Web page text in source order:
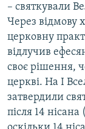
– святкували
Через відмову
церковну
відлучив
своє рішення,
церкві. На І
затвердили
після 14